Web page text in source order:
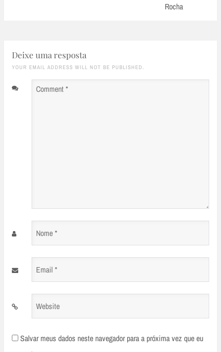
Rocha
Deixe uma resposta
YOUR EMAIL ADDRESS WILL NOT BE PUBLISHED.
Comment
Nome
Email
Website
Salvar meus dados neste navegador para a próxima vez que eu